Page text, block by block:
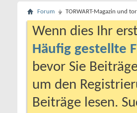
Forum TORWART-Magazin und
Wenn dies Ihr
Häufig gestellte
bevor Sie
um den
Beiträge lesen.